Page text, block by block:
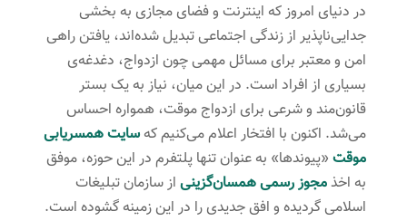
در دنیای امروز که اینترنت و فضای مجازی به بخشی
جدایی‌ناپذیر از زندگی اجتماعی تبدیل شده‌اند، یافتن راهی
امن و معتبر برای مسائل مهمی چون ازدواج، دغدغه‌ی
بسیاری از افراد است. در این میان، نیاز به یک بستر
قانون‌مند و شرعی برای ازدواج موقت، همواره احساس
می‌شد. اکنون با افتخار اعلام می‌کنیم کهسایت همسریابی
موقت «پیوندها» به عنوان تنها پلتفرم در این حوزه، موفق
به اخذمجوز رسمی همسان‌گزینی از سازمان تبلیغات
اسلامی گردیده و افق جدیدی را در این زمینه گشوده است.